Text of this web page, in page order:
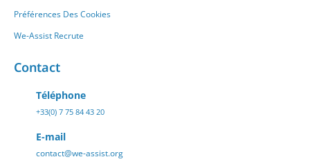
Préférences Des Cookies
We-Assist Recrute
Contact
Téléphone
+33(0) 7 75 84 43 20
E-mail
contact@we-assist.org